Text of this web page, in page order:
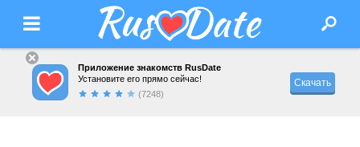
Приложение знакомств RusDate
Установите его прямо сейчас!
(7248)
Скачать